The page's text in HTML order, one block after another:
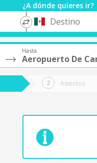
¿A dónde quieres ir?
*
Destino
Hasta
Aeropuerto De
Asientos